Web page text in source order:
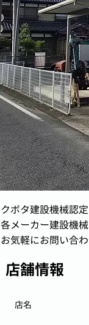
クボタ建設機械認
各メーカー建設機
お気軽にお問い合わ
店舗情報
店名